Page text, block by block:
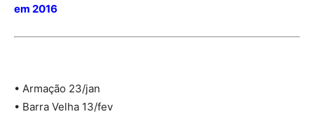
em 2016
• Armação 23/jan
• Barra Velha 13/fev